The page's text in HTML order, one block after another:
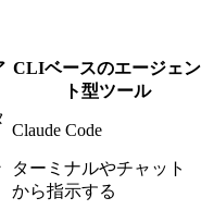
CLIベースのエージェン
ト型ツール
Claude Code
ターミナルやチャット
から指示する